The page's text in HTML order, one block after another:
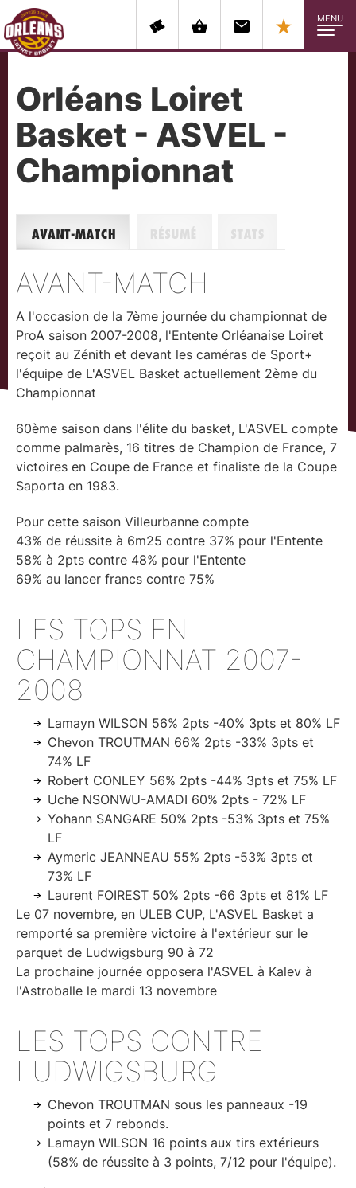
MENU
Orléans Loiret
Basket - ASVEL -
Championnat
AVANT-MATCH
A l'occasion de la 7ème journée du championnat de
ProA saison 2007-2008, l'Entente Orléanaise Loiret
reçoit au Zénith et devant les caméras de Sport+
l'équipe de L'ASVEL Basket actuellement 2ème du
Championnat
60ème saison dans l'élite du basket, L'ASVEL compte
comme palmarès, 16 titres de Champion de France, 7
victoires en Coupe de France et finaliste de la Coupe
Saporta en 1983.
Pour cette saison Villeurbanne compte
43% de réussite à 6m25 contre 37% pour l'Entente
58% à 2pts contre 48% pour l'Entente
69% au lancer francs contre 75%
LES TOPS EN
CHAMPIONNAT 2007-
2008
Lamayn WILSON 56% 2pts -40% 3pts et 80% LF
Chevon TROUTMAN 66% 2pts -33% 3pts et
74% LF
Robert CONLEY 56% 2pts -44% 3pts et 75% LF
Uche NSONWU-AMADI 60% 2pts - 72% LF
Yohann SANGARE 50% 2pts -53% 3pts et 75%
LF
Aymeric JEANNEAU 55% 2pts -53% 3pts et
73% LF
Laurent FOIREST 50% 2pts -66 3pts et 81% LF
Le 07 novembre, en ULEB CUP, L'ASVEL Basket a
remporté sa première victoire à l'extérieur sur le
parquet de Ludwigsburg 90 à 72
La prochaine journée opposera l'ASVEL à Kalev à
l'Astroballe le mardi 13 novembre
LES TOPS CONTRE
LUDWIGSBURG
Chevon TROUTMAN sous les panneaux -19
points et 7 rebonds.
Lamayn WILSON 16 points aux tirs extérieurs
(58% de réussite à 3 points, 7/12 pour l'équipe).